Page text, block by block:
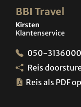
BBI Travel
Kirsten
Klantenservice
050-3136000
Reis
Reis als PDF